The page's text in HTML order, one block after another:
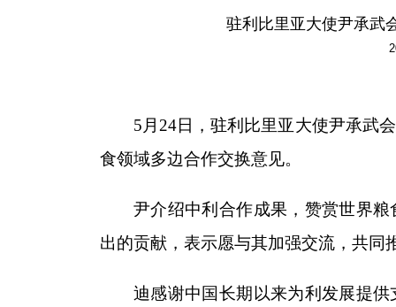
驻利比里亚大使尹承武
5月24日，驻利比里亚大使尹承武
食领域多边合作交换意见。
尹介绍中利合作成果，赞赏世界
出的贡献，表示愿与其加强交流，共同
迪感谢中国长期以来为利发展提